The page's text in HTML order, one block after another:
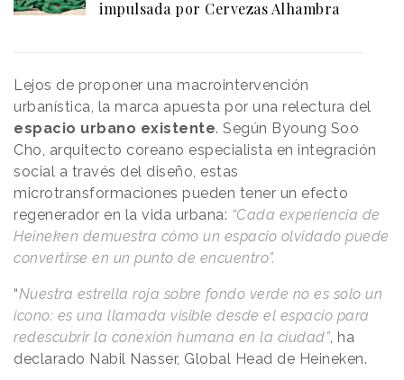
impulsada por Cervezas Alhambra
Lejos de proponer una macrointervención
urbanística, la marca apuesta por una relectura del
espacio urbano existente. Según Byoung Soo
Cho, arquitecto coreano especialista en integración
social a través del diseño, estas
microtransformaciones pueden tener un efecto
regenerador en la vida urbana: “Cada experiencia de
Heineken demuestra cómo un espacio olvidado puede
convertirse en un punto de encuentro”.
“Nuestra estrella roja sobre fondo verde no es solo un
icono: es una llamada visible desde el espacio para
redescubrir la conexión humana en la ciudad”, ha
declarado Nabil Nasser, Global Head de Heineken.